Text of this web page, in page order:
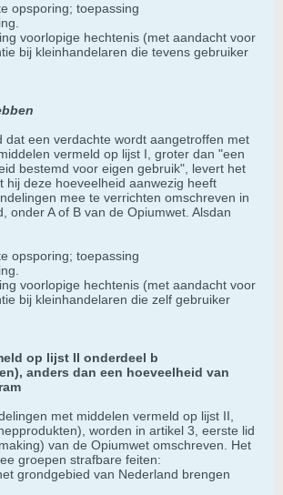
opsporing; toepassing
voorlopige hechtenis (met aandacht voor
bij kleinhandelaren die tevens gebruiker
dat een verdachte wordt aangetroffen met
vermeld op lijst I, groter dan "een
bestemd voor eigen gebruik", levert het
hij deze hoeveelheid aanwezig heeft
mee te verrichten omschreven in
onder A of B van de Opiumwet. Alsdan
opsporing; toepassing
voorlopige hechtenis (met aandacht voor
bij kleinhandelaren die zelf gebruiker
op lijst II onderdeel b
anders dan een hoeveelheid van
met middelen vermeld op lijst II,
worden in artikel 3, eerste lid
van de Opiumwet omschreven. Het
groepen strafbare feiten:
grondgebied van Nederland brengen